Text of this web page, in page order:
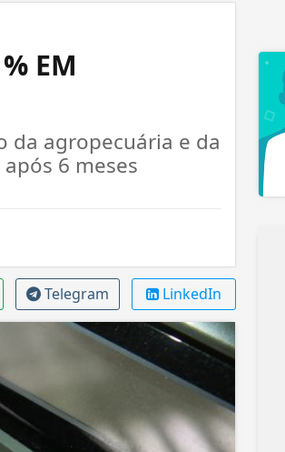
EM
da agropecuária e da
6 meses
Telegram LinkedIn